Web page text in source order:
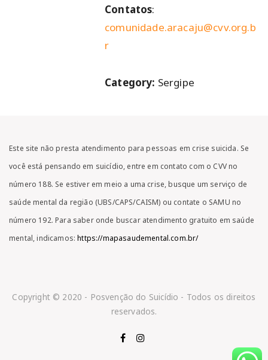
Contatos:
comunidade.aracaju@cvv.org.b
r
Category: Sergipe
Este site não presta atendimento para pessoas em crise suicida. Se
você está pensando em suicídio, entre em contato com o CVV no
número 188. Se estiver em meio a uma crise, busque um serviço de
saúde mental da região (UBS/CAPS/CAISM) ou contate o SAMU no
número 192. Para saber onde buscar atendimento gratuito em saúde
mental, indicamos: https://mapasaudemental.com.br/
Copyright © 2020 - Posvenção do Suicídio - Todos os direitos
reservados.